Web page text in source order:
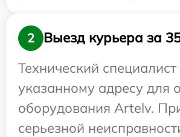
2
Выезд курьера за
Технический
указанному адресу для
оборудования Artelv.
серьезной